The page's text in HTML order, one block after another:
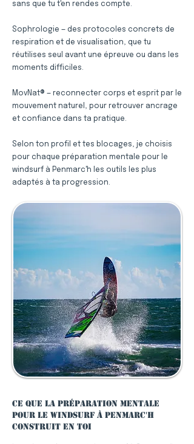
sans que tu t'en rendes compte.
Sophrologie — des protocoles concrets de
respiration et de visualisation, que tu
réutilises seul avant une épreuve ou dans les
moments difficiles.
MovNat® — reconnecter corps et esprit par le
mouvement naturel, pour retrouver ancrage
et confiance dans ta pratique.
Selon ton profil et tes blocages, je choisis
pour chaque préparation mentale pour le
windsurf à Penmarc'h les outils les plus
adaptés à ta progression.
Ce que la préparation mentale
pour le windsurf à Penmarc'h
construit en toi